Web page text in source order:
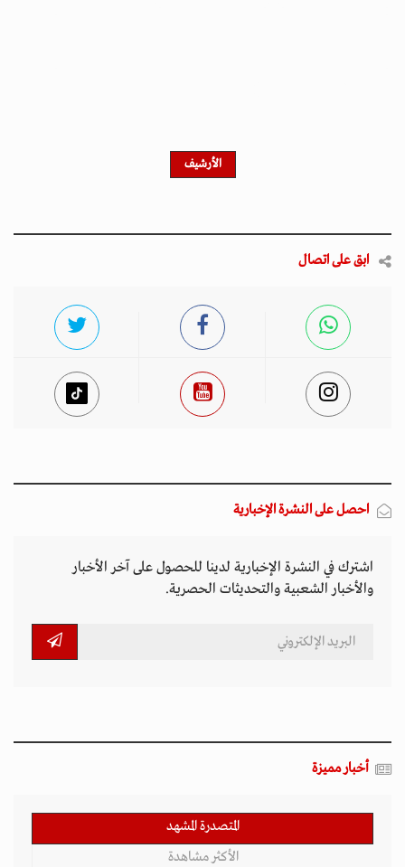
الأرشيف
ابق على اتصال
احصل على النشرة الإخبارية
اشترك في النشرة الإخبارية لدينا للحصول على آخر الأخبار
والأخبار الشعبية والتحديثات الحصرية.
أخبار مميزة
المتصدرة المشهد
الأكثر مشاهدة